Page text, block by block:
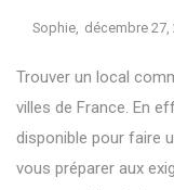
BySophie Posted
décembre 27,
Trouver un local
villes de France. En
disponible pour faire
vous préparer aux